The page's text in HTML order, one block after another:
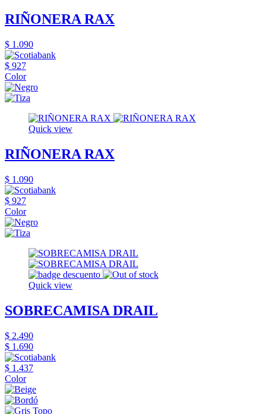
RIÑONERA RAX
$ 1.090
$ 927
Color
Quick view
RIÑONERA RAX
$ 1.090
$ 927
Color
Quick view
SOBRECAMISA DRAIL
$ 2.490
$ 1.690
$ 1.437
Color